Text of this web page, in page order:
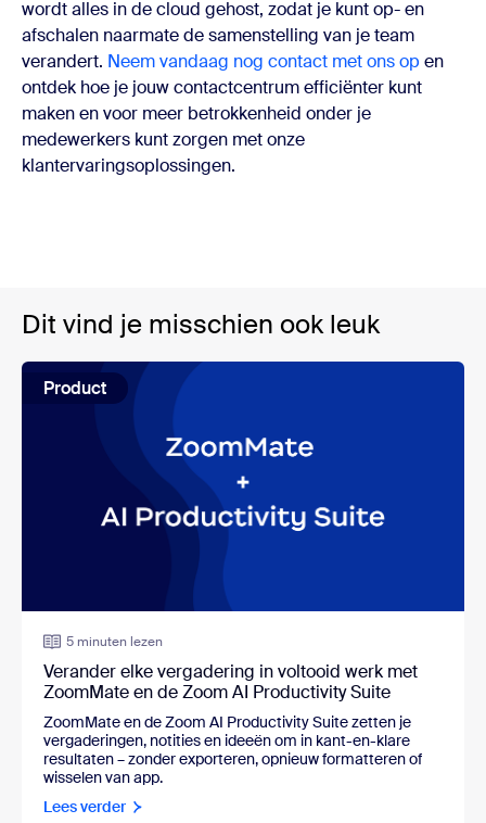
wordt alles in de cloud gehost, zodat je kunt op- en
afschalen naarmate de samenstelling van je team
verandert. Neem vandaag nog contact met ons op en
ontdek hoe je jouw contactcentrum efficiënter kunt
maken en voor meer betrokkenheid onder je
medewerkers kunt zorgen met onze
klantervaringsoplossingen.
Dit vind je misschien ook leuk
Product
5 minuten lezen
Verander elke vergadering in voltooid werk met
ZoomMate en de Zoom AI Productivity Suite
ZoomMate en de Zoom AI Productivity Suite zetten je
vergaderingen, notities en ideeën om in kant-en-klare
resultaten – zonder exporteren, opnieuw formatteren of
wisselen van app.
Lees verder